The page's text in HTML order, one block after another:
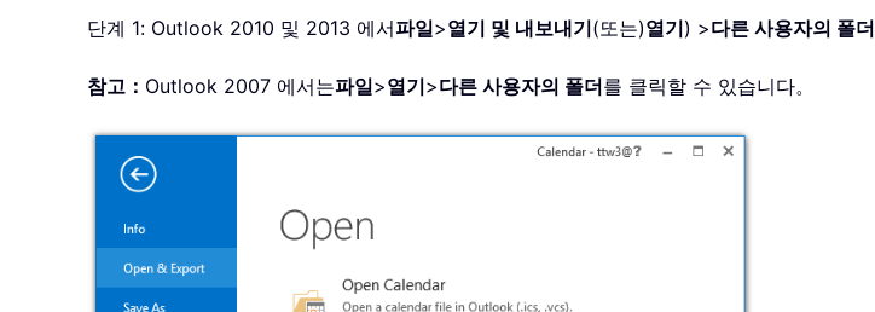
단계 1: Outlook 2010 및 2013 에서파일>열기 및 내보내기(또는)열기) >다른 사용자의 폴더
참고： Outlook 2007 에서는파일>열기>다른 사용자의 폴더를 클릭할 수 있습니다。